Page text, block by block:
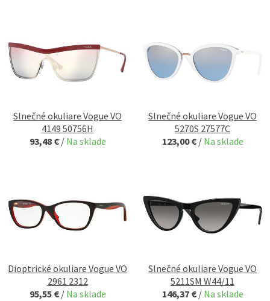
Slnečné okuliare Vogue VO
4149 50756H
93,48 € / Na sklade
Slnečné okuliare Vogue VO
5270S 27577C
123,00 € / Na sklade
Dioptrické okuliare Vogue VO
2961 2312
95,55 € / Na sklade
Slnečné okuliare Vogue VO
5211SM W44/11
146,37 € / Na sklade